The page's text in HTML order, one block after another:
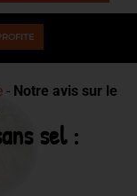
- Notre avis sur le
sel :